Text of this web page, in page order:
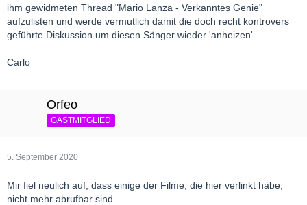
ihm gewidmeten Thread "Mario Lanza - Verkanntes Genie"
aufzulisten und werde vermutlich damit die doch recht kontrovers
geführte Diskussion um diesen Sänger wieder 'anheizen'.
Carlo
Orfeo
GASTMITGLIED
5. September 2020
Mir fiel neulich auf, dass einige der Filme, die hier verlinkt habe,
nicht mehr abrufbar sind.